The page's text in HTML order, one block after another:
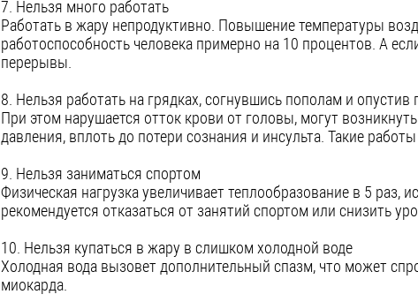
7. Нельзя много работать
Работать в жару непродуктивно. Повышение температуры
работоспособность человека примерно на 10 процентов. А
перерывы.
8. Нельзя работать на грядках, согнувшись пополам и опустив
При этом нарушается отток крови от головы, могут
давления, вплоть до потери сознания и инсульта. Такие
9. Нельзя заниматься спортом
Физическая нагрузка увеличивает теплообразование в 5 раз,
рекомендуется отказаться от занятий спортом или снизить
10. Нельзя купаться в жару в слишком холодной воде
Холодная вода вызовет дополнительный спазм, что может
миокарда.